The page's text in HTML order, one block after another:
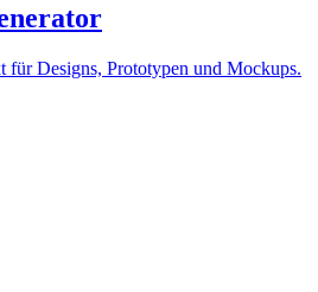
für Designs, Prototypen und Mockups.